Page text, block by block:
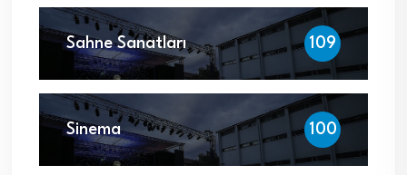
Sahne Sanatları 109
Sinema 100